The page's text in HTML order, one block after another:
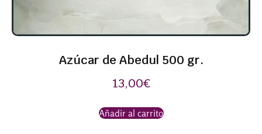
Azúcar de Abedul 500 gr.
13,00€
Añadir al carrito